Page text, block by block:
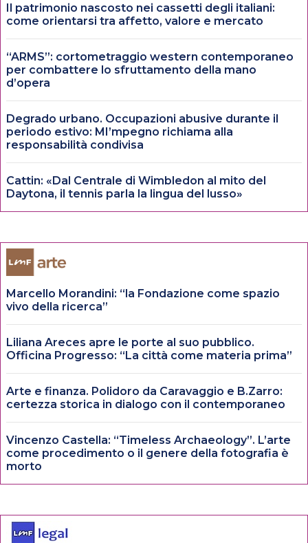
Il patrimonio nascosto nei cassetti degli italiani:
come orientarsi tra affetto, valore e mercato
“ARMS”: cortometraggio western contemporaneo
per combattere lo sfruttamento della mano
d’opera
Degrado urbano. Occupazioni abusive durante il
periodo estivo: MI’mpegno richiama alla
responsabilità condivisa
Cattin: «Dal Centrale di Wimbledon al mito del
Daytona, il tennis parla la lingua del lusso»
Marcello Morandini: “la Fondazione come spazio
vivo della ricerca”
Liliana Areces apre le porte al suo pubblico.
Officina Progresso: “La città come materia prima”
Arte e finanza. Polidoro da Caravaggio e B.Zarro:
certezza storica in dialogo con il contemporaneo
Vincenzo Castella: “Timeless Archaeology”. L’arte
come procedimento o il genere della fotografia è
morto